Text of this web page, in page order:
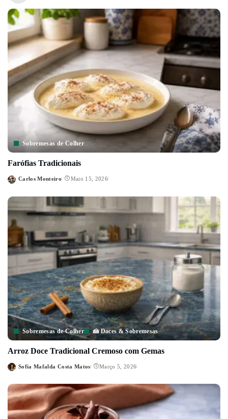
Sobremesas de Colher
Farófias Tradicionais
Posted
Carlos Monteiro Maio 15, 2026
Sobremesas de Colher 🍰 Doces & Sobremesas
Arroz Doce Tradicional Cremoso com Gemas
Posted
Sofia Mafalda Costa Matos Março 5, 2026